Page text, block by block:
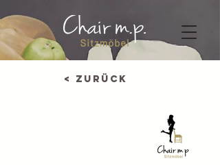
< Zurück